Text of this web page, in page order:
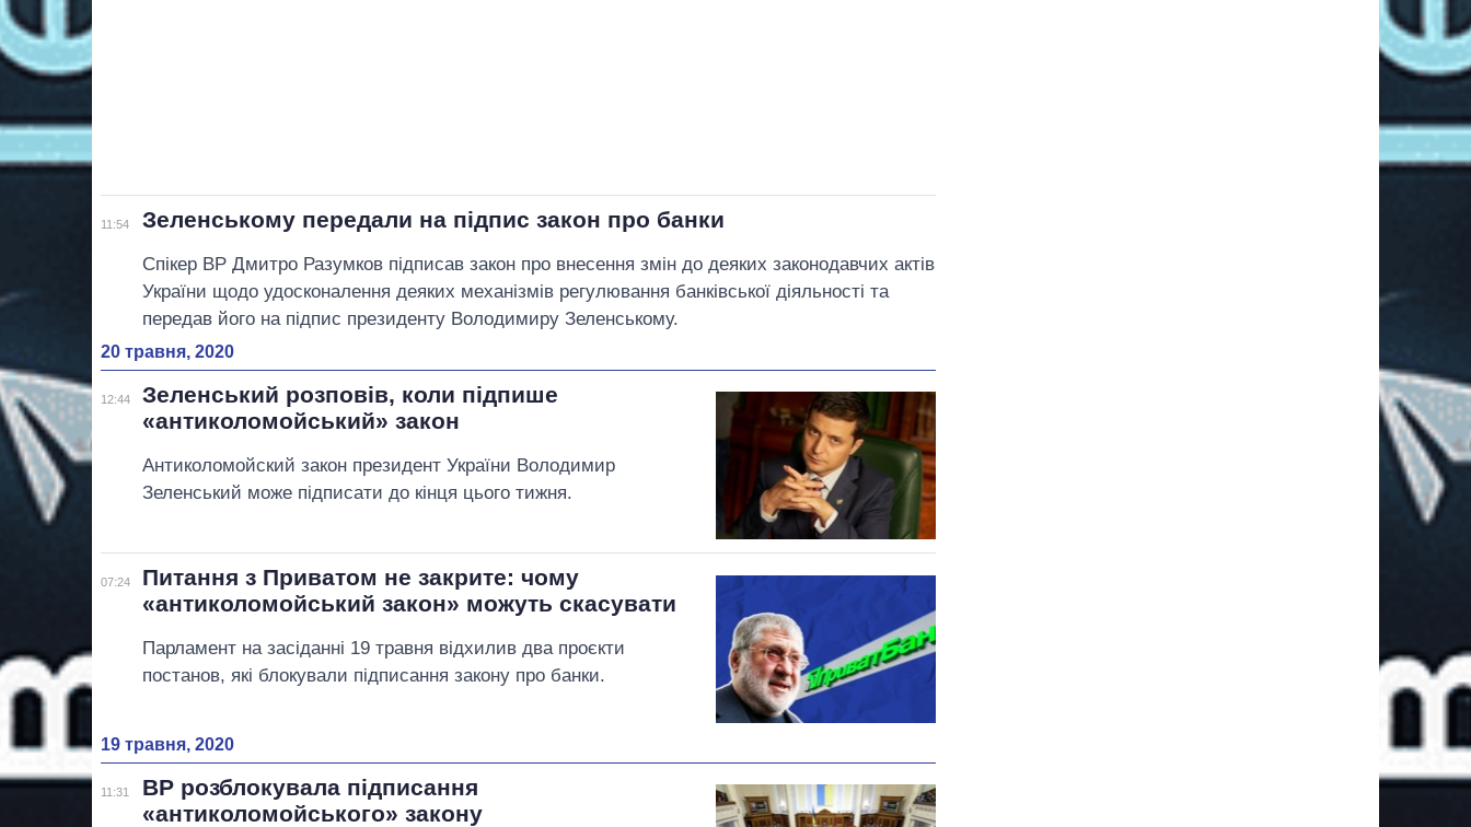
11:54 Зеленському передали на підпис закон про банки
Спікер ВР Дмитро Разумков підписав закон про внесення змін до деяких законодавчих актів
України щодо удосконалення деяких механізмів регулювання банківської діяльності та
передав його на підпис президенту Володимиру Зеленському.
20 травня, 2020
12:44
Зеленський розповів, коли підпише
«антиколомойський» закон
Антиколомойский закон президент України Володимир
Зеленський може підписати до кінця цього тижня.
07:24
Питання з Приватом не закрите: чому
«антиколомойський закон» можуть скасувати
Парламент на засіданні 19 травня відхилив два проєкти
постанов, які блокували підписання закону про банки.
19 травня, 2020
11:31
ВР розблокувала підписання
«антиколомойського» закону